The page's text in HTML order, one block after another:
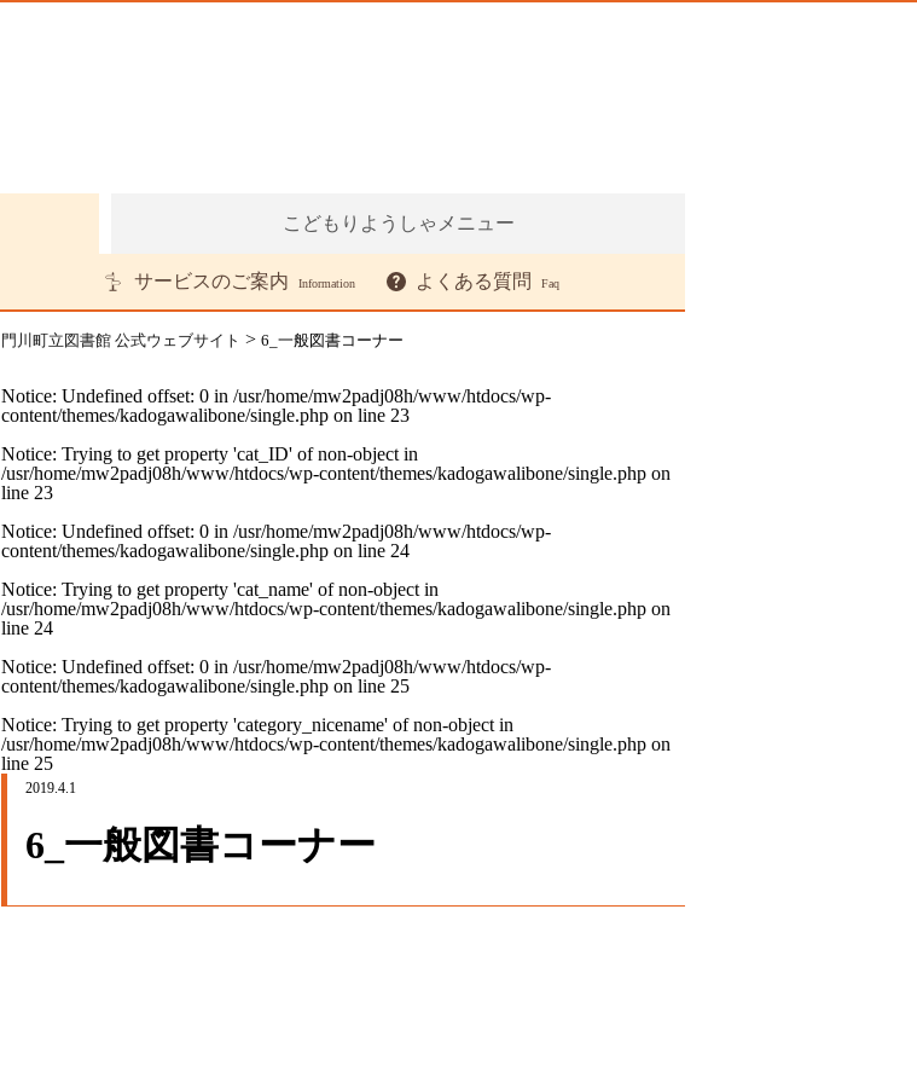
こどもりようしゃメニュー
サービスのご案内 Information よくある質問 Faq
門川町立図書館 公式ウェブサイト > 6_一般図書コーナー
Notice: Undefined offset: 0 in /usr/home/mw2padj08h/www/htdocs/wp-
content/themes/kadogawalibone/single.php on line 23
Notice: Trying to get property 'cat_ID' of non-object in
/usr/home/mw2padj08h/www/htdocs/wp-content/themes/kadogawalibone/single.php on
line 23
Notice: Undefined offset: 0 in /usr/home/mw2padj08h/www/htdocs/wp-
content/themes/kadogawalibone/single.php on line 24
Notice: Trying to get property 'cat_name' of non-object in
/usr/home/mw2padj08h/www/htdocs/wp-content/themes/kadogawalibone/single.php on
line 24
Notice: Undefined offset: 0 in /usr/home/mw2padj08h/www/htdocs/wp-
content/themes/kadogawalibone/single.php on line 25
Notice: Trying to get property 'category_nicename' of non-object in
/usr/home/mw2padj08h/www/htdocs/wp-content/themes/kadogawalibone/single.php on
line 25
2019.4.1
6_一般図書コーナー